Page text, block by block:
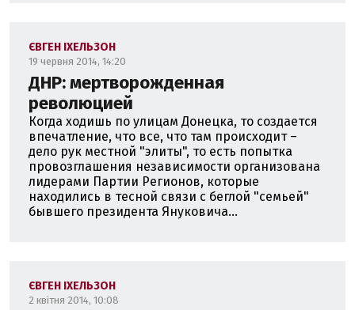
ЄВГЕН ІХЕЛЬЗОН
19 червня 2014, 14:20
ДНР: мертворожденная
революцией
Когда ходишь по улицам Донецка, то создается
впечатление, что все, что там происходит –
дело рук местной "элиты", то есть попытка
провозглашения независимости организована
лидерами Партии Регионов, которые
находились в тесной связи с беглой "семьей"
бывшего президента Януковича...
ЄВГЕН ІХЕЛЬЗОН
2 квітня 2014, 10:08